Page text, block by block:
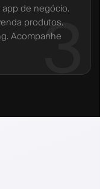
3
de negócio.
produtos.
Acompanhe